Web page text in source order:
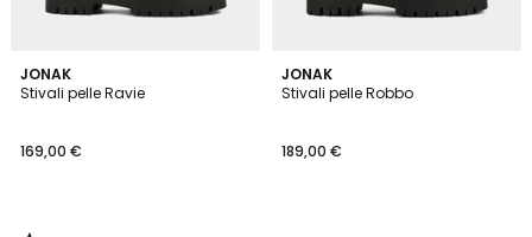
JONAK
Stivali pelle Ravie
169,00 €
2
/
JONAK
Stivali pelle Robbo
189,00 €